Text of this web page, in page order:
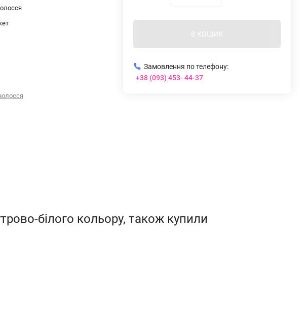
В КОШИК
Замовлення по телефону:
+38 (093) 453- 44-37
білого кольору, також купили